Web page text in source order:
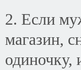
2. Если
магазин,
одиночку,